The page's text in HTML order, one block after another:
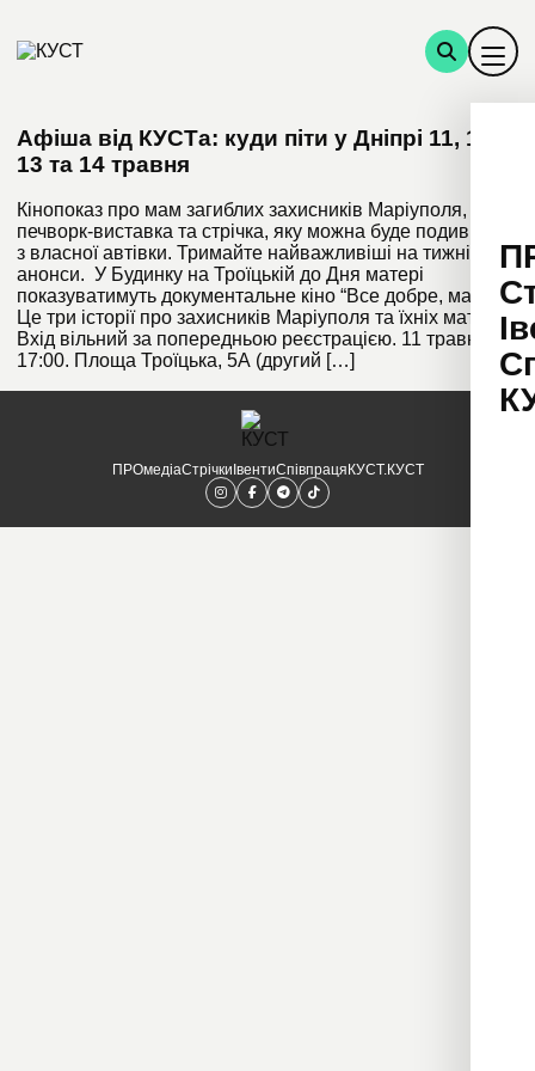
Афіша від КУСТа: куди піти у Дніпрі 11, 12,
13 та 14 травня
Кінопоказ про мам загиблих захисників Маріуполя,
печворк-виставка та стрічка, яку можна буде подивитись
з власної автівки. Тримайте найважливіші на тижні
анонси. У Будинку на Троїцькій до Дня матері
показуватимуть документальне кіно “Все добре, мам”.
Це три історії про захисників Маріуполя та їхніх матерів.
Вхід вільний за попередньою реєстрацією. 11 травня,
17:00. Площа Троїцька, 5А (другий […]
ПРОмедіаСтрічки ІвентиСпівпраця КУСТ.КУСТ